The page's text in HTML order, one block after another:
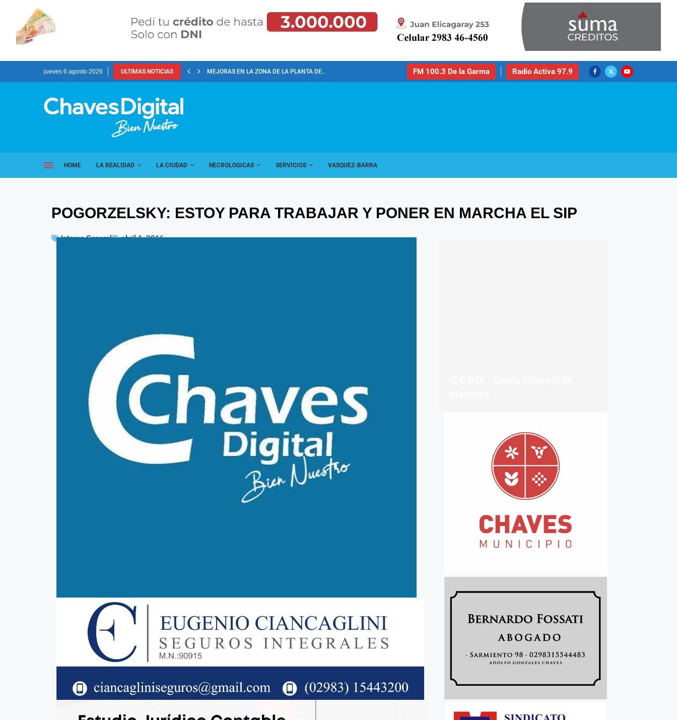
jueves 6 agosto 2026 ULTIMAS NOTICIAS MEJORAS EN LA ZONA DE LA PLANTA DE... FM 100.3 De la Garma Radio Activa 97.9
HOME LA REALIDAD LA CIUDAD NECROLOGICAS SERVICIOS VASQUEZ-BARRA
POGORZELSKY: ESTOY PARA TRABAJAR Y PONER EN MARCHA EL SIP
Interes General abril 1, 2016